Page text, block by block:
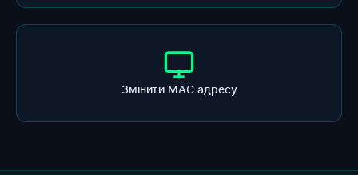
Змінити МАС адресу